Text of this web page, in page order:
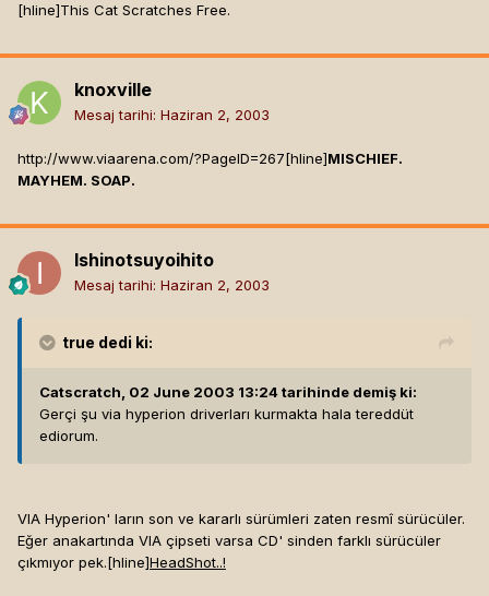
[hline]This Cat Scratches Free.
knoxville
Mesaj tarihi: Haziran 2, 2003
http://www.viaarena.com/?PageID=267[hline]MISCHIEF.
MAYHEM. SOAP.
Ishinotsuyoihito
Mesaj tarihi: Haziran 2, 2003
true dedi ki:
Catscratch, 02 June 2003 13:24 tarihinde demiş ki:
Gerçi şu via hyperion driverları kurmakta hala tereddüt
ediorum.
VIA Hyperion' ların son ve kararlı sürümleri zaten resmî sürücüler.
Eğer anakartında VIA çipseti varsa CD' sinden farklı sürücüler
çıkmıyor pek.[hline]HeadShot..!